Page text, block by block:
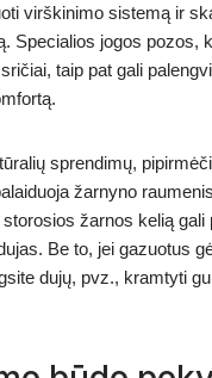
virškinimo sistemą ir
Specialios jogos pozos,
taip pat gali
sprendimų,
žarnyno
žarnos kelią gali
Be to, jei gazuotus
dujų, pvz., kramtyti